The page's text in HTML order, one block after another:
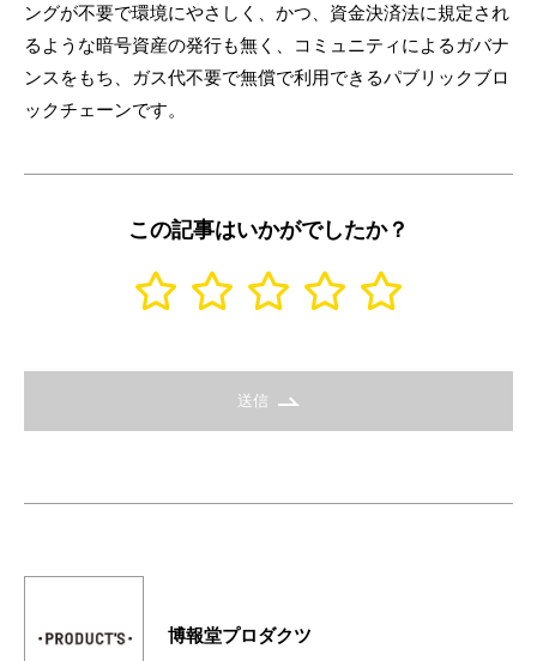
ングが不要で環境にやさしく、かつ、資金決済法に規定され
るような暗号資産の発行も無く、コミュニティによるガバナ
ンスをもち、ガス代不要で無償で利用できるパブリックブロ
ックチェーンです。
この記事はいかがでしたか？
送信
博報堂プロダクツ